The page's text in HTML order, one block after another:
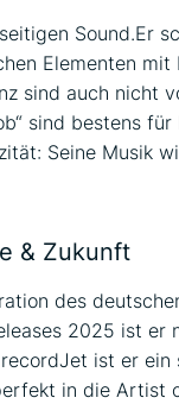
Sound.Er
Elementen
sind auch nicht
sind bestens
Seine Musik
& Zukunft
des
2025 ist er
ist er
in die Artist